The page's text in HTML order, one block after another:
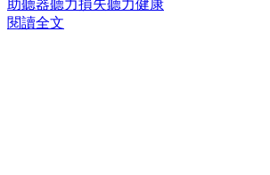
助聽器聽力損失聽力健康
閱讀全文